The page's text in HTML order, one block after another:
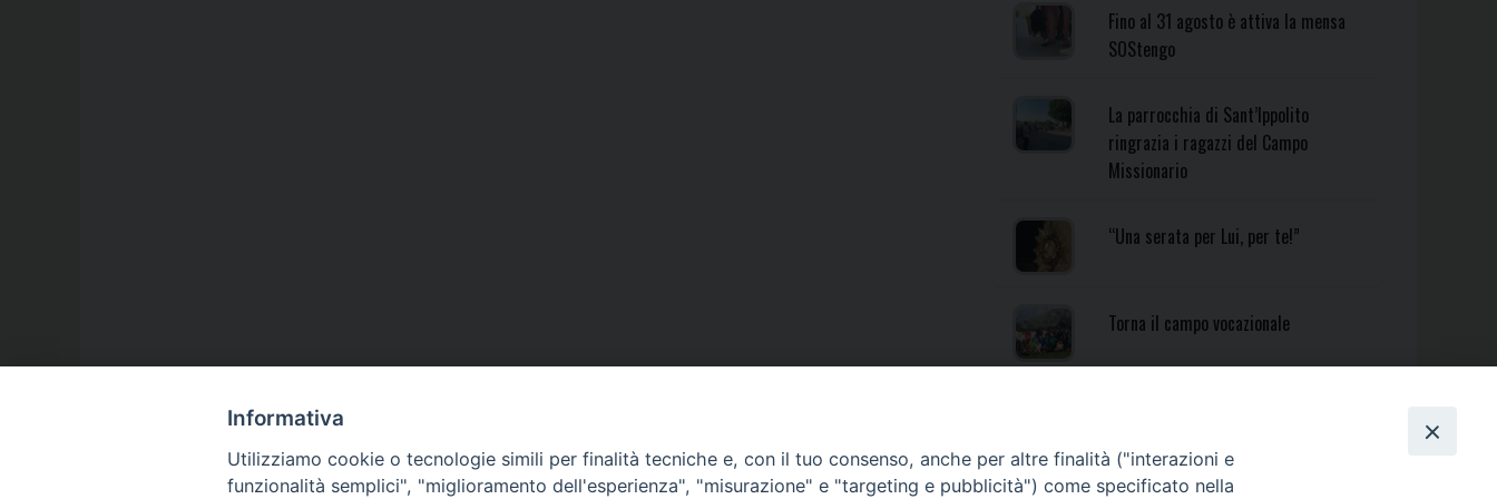
Fino al 31 agosto è attiva la mensa
SOStengo
La parrocchia di Sant’Ippolito
ringrazia i ragazzi del Campo
Missionario
“Una serata per Lui, per te!”
Torna il campo vocazionale
Informativa
Utilizziamo cookie o tecnologie simili per finalità tecniche e, con il tuo consenso, anche per altre finalità ("interazioni e
funzionalità semplici", "miglioramento dell'esperienza", "misurazione" e "targeting e pubblicità") come specificato nella